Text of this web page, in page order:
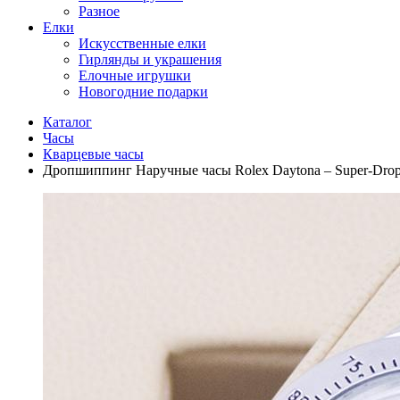
Разное
Елки
Искусственные елки
Гирлянды и украшения
Елочные игрушки
Новогодние подарки
Каталог
Часы
Кварцевые часы
Дропшиппинг Наручные часы Rolex Daytona – Super-